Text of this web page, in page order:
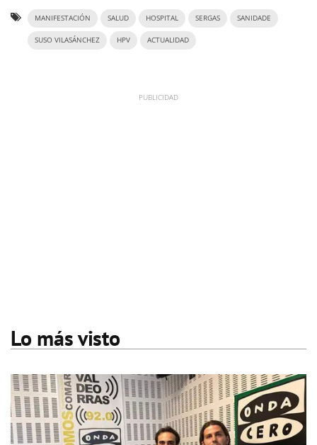
MANIFESTACIÓN SALUD HOSPITAL SERGAS SANIDADE
SUSO VILASÁNCHEZ HPV ACTUALIDAD
Lo más visto